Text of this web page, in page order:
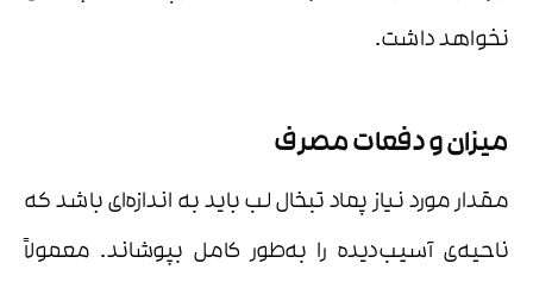
نخواهد داشت.
میزان و دفعات مصرف
مقدار مورد نیاز پماد تبخال لب باید به اندازه‌ای باشد که
ناحیه‌ی آسیب‌دیده را به‌طور کامل بپوشاند. معمولاً